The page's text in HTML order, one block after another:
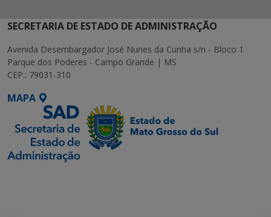
SECRETARIA DE ESTADO DE ADMINISTRAÇÃO
Avenida Desembargador José Nunes da Cunha s/n - Bloco 1
Parque dos Poderes - Campo Grande | MS
CEP.: 79031-310
MAPA